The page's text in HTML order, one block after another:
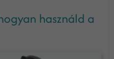
használd a